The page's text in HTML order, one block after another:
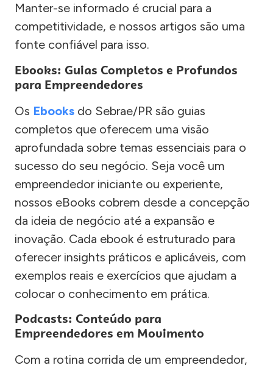
Manter-se informado é crucial para a
competitividade, e nossos artigos são uma
fonte confiável para isso.
Ebooks: Guias Completos e Profundos
para Empreendedores
Os Ebooks do Sebrae/PR são guias
completos que oferecem uma visão
aprofundada sobre temas essenciais para o
sucesso do seu negócio. Seja você um
empreendedor iniciante ou experiente,
nossos eBooks cobrem desde a concepção
da ideia de negócio até a expansão e
inovação. Cada ebook é estruturado para
oferecer insights práticos e aplicáveis, com
exemplos reais e exercícios que ajudam a
colocar o conhecimento em prática.
Podcasts: Conteúdo para
Empreendedores em Movimento
Com a rotina corrida de um empreendedor,